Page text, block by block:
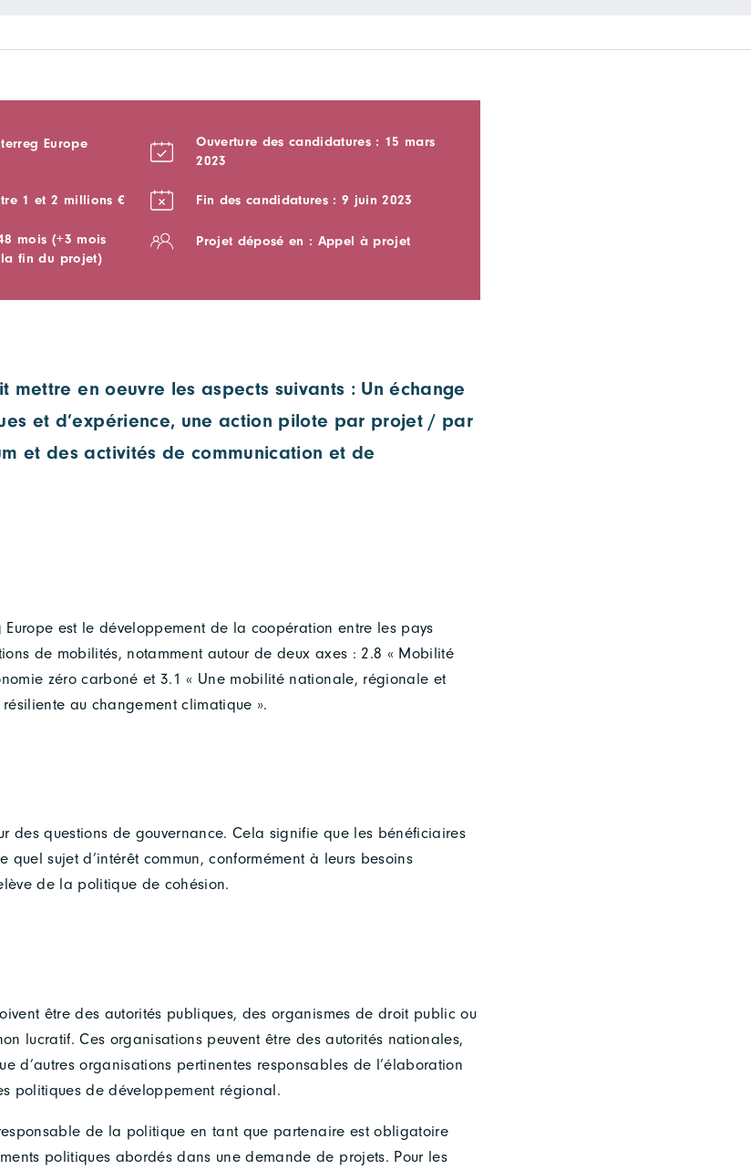
Europe
Ouverture des candidatures : 15 mars
2023
1 et 2 millions € Fin des candidatures : 9 juin 2023
mois (+3 mois
fin du projet)
Projet déposé en : Appel à projet
mettre en oeuvre les aspects suivants : Un échange
et d’expérience, une action pilote par projet / par
et des activités de communication et de
Europe est le développement de la coopération entre les pays
de mobilités, notamment autour de deux axes : 2.8 « Mobilité
zéro carboné et 3.1 « Une mobilité nationale, régionale et
au changement climatique ».
des questions de gouvernance. Cela signifie que les bénéficiaires
quel sujet d’intérêt commun, conformément à leurs besoins
de la politique de cohésion.
être des autorités publiques, des organismes de droit public ou
lucratif. Ces organisations peuvent être des autorités nationales,
d’autres organisations pertinentes responsables de l’élaboration
politiques de développement régional.
de la politique en tant que partenaire est obligatoire
politiques abordés dans une demande de projets. Pour les